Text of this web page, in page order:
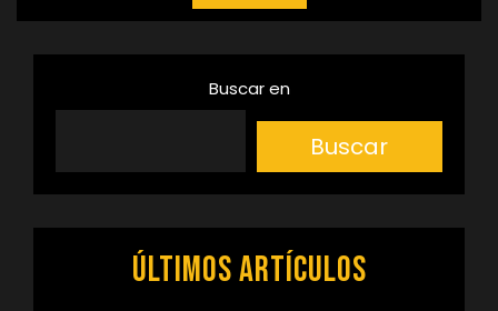
Buscar en
Buscar
Últimos artículos